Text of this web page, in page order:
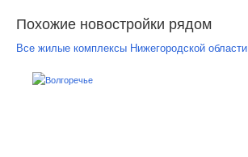
Похожие новостройки рядом
Все жилые комплексы Нижегородской области